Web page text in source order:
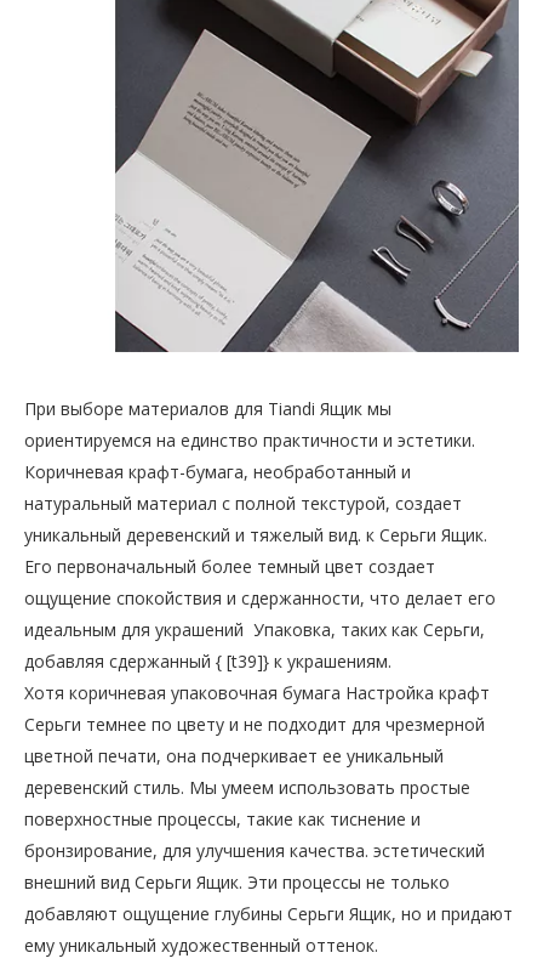
При выборе материалов для Tiandi Ящик мы
ориентируемся на единство практичности и эстетики.
Коричневая крафт-бумага, необработанный и
натуральный материал с полной текстурой, создает
уникальный деревенский и тяжелый вид. к Серьги Ящик.
Его первоначальный более темный цвет создает
ощущение спокойствия и сдержанности, что делает его
идеальным для украшений Упаковка, таких как Серьги,
добавляя сдержанный { [t39]} к украшениям.
Хотя коричневая упаковочная бумага Настройка крафт
Серьги темнее по цвету и не подходит для чрезмерной
цветной печати, она подчеркивает ее уникальный
деревенский стиль. Мы умеем использовать простые
поверхностные процессы, такие как тиснение и
бронзирование, для улучшения качества. эстетический
внешний вид Серьги Ящик. Эти процессы не только
добавляют ощущение глубины Серьги Ящик, но и придают
ему уникальный художественный оттенок.